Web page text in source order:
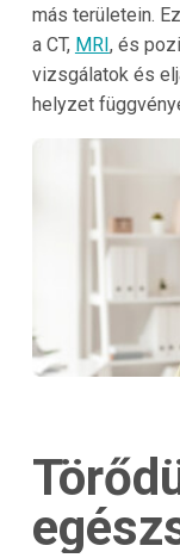
más területein.
a CT, MRI, és
vizsgálatok és
helyzet